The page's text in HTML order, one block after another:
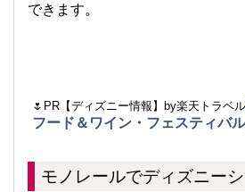
できます。
🌷PR【ディズニー情報】by楽天トラベル
フード＆ワイン・フェスティバ
モノレールでディズニー